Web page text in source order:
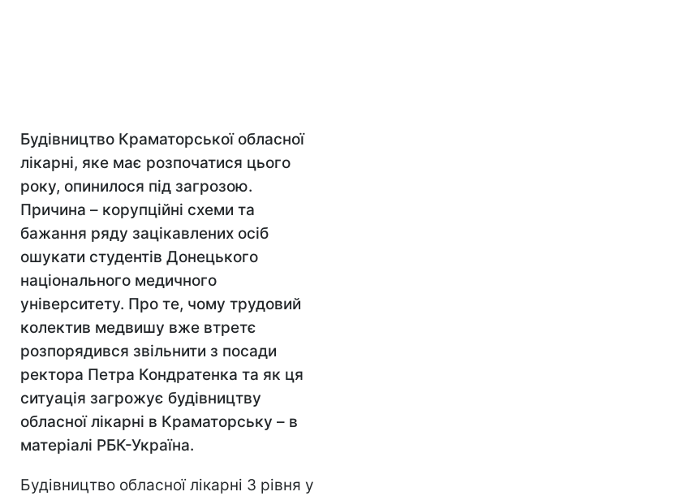
Будівництво Краматорської обласної
лікарні, яке має розпочатися цього
року, опинилося під загрозою.
Причина – корупційні схеми та
бажання ряду зацікавлених осіб
ошукати студентів Донецького
національного медичного
університету. Про те, чому трудовий
колектив медвишу вже втретє
розпорядився звільнити з посади
ректора Петра Кондратенка та як ця
ситуація загрожує будівництву
обласної лікарні в Краматорську – в
матеріалі РБК-Україна.
Будівництво обласної лікарні 3 рівня у